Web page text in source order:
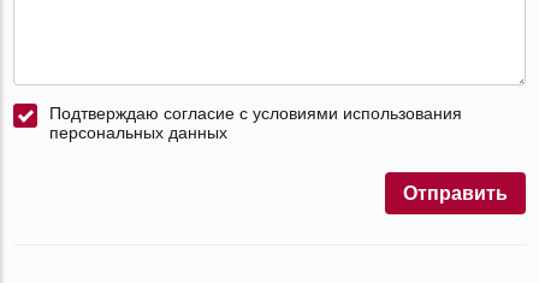
Подтверждаю согласие с условиями использования
персональных данных
Отправить